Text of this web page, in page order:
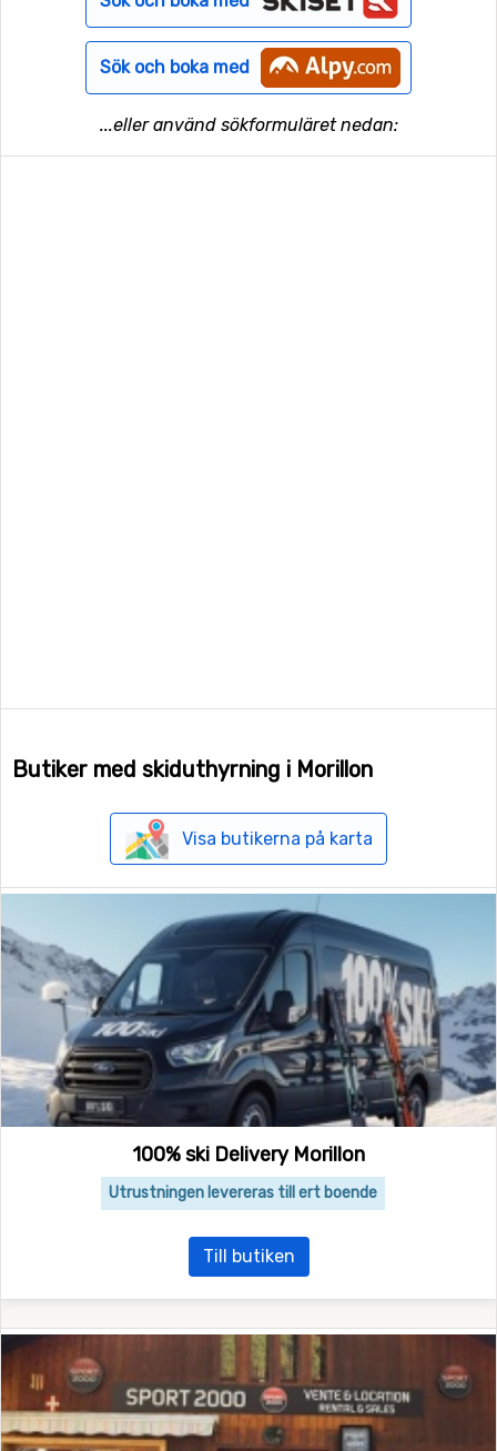
Sök och boka med
...eller använd sökformuläret nedan:
Butiker med skiduthyrning i Morillon
Visa butikerna på karta
100% ski Delivery Morillon
Utrustningen levereras till ert boende
Till butiken